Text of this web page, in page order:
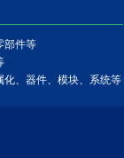
部件等
、器件、模块、系统等